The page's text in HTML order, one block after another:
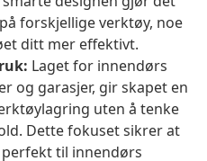
forskjellige verktøy, noe
ditt mer effektivt.
Laget for innendørs
og garasjer, gir skapet en
uten å tenke
Dette fokuset sikrer at
til innendørs